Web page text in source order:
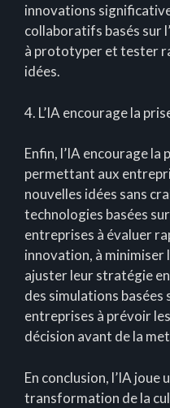
innovations
collaboratifs basés sur
à prototyper et tester
idées.
4. L’IA encourage la
Enfin, l’IA encourage la
permettant aux
nouvelles idées sans
technologies basées
entreprises à évaluer
innovation, à minimiser
ajuster leur stratégie
des simulations basées
entreprises à prévoir
décision avant de la
En conclusion, l’IA joue
transformation de la